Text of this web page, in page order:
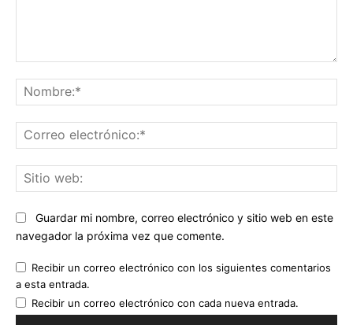
Guardar mi nombre, correo electrónico y sitio web en este
navegador la próxima vez que comente.
Recibir un correo electrónico con los siguientes comentarios
a esta entrada.
Recibir un correo electrónico con cada nueva entrada.